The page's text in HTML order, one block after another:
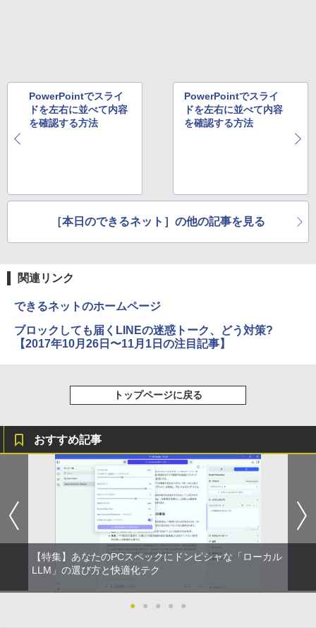
PowerPointでスライ
ドを左右に並べて内容
を確認する方法
PowerPointでスライ
ドを左右に並べて内容
を確認する方法
［本日のできるネット］の他の記事を見る
関連リンク
できるネットのホームページ
ブロックしても届くLINEの迷惑トーク、どう対策?
【2017年10月26日〜11月1日の注目記事】
トップページに戻る
おすすめ記事
【特集】あなたのPCスペックにドンピシャな「ローカル
LLM」の選び方と快適化テク
● ● ● ● ●